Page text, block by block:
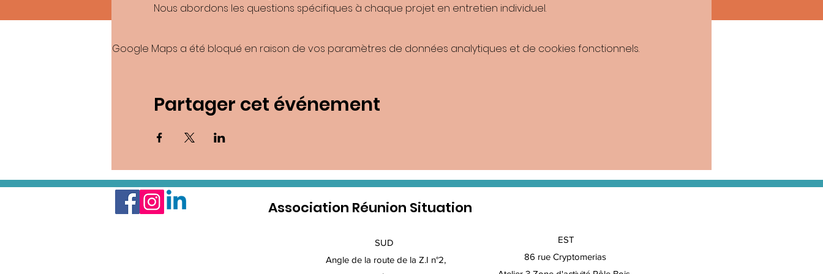
Nous abordons les questions spécifiques à chaque projet en entretien individuel.
Google Maps a été bloqué en raison de vos paramètres de données analytiques et de cookies fonctionnels.
Partager cet événement
Association Réunion Situation
SUD
Angle de la route de la Z.I n°2,
EST
86 rue Cryptomerias